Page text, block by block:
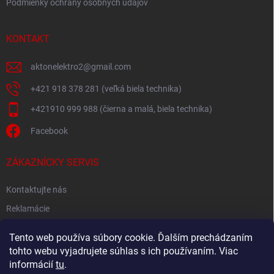
Tento web používa súbory cookie. Ďalším prechádzaním
tohto webu vyjadrujete súhlas s ich používaním. Viac
informácií tu.
Podmienky ochrany osobných údajov
KONTAKT
aktonelektro2@gmail.com
+421 918 378 281 (veľká biela technika)
+421910 999 988 (čierna a malá, biela technika)
Facebook
ZÁKAZNÍCKY SERVIS
Kontaktujte nás
Reklamácie